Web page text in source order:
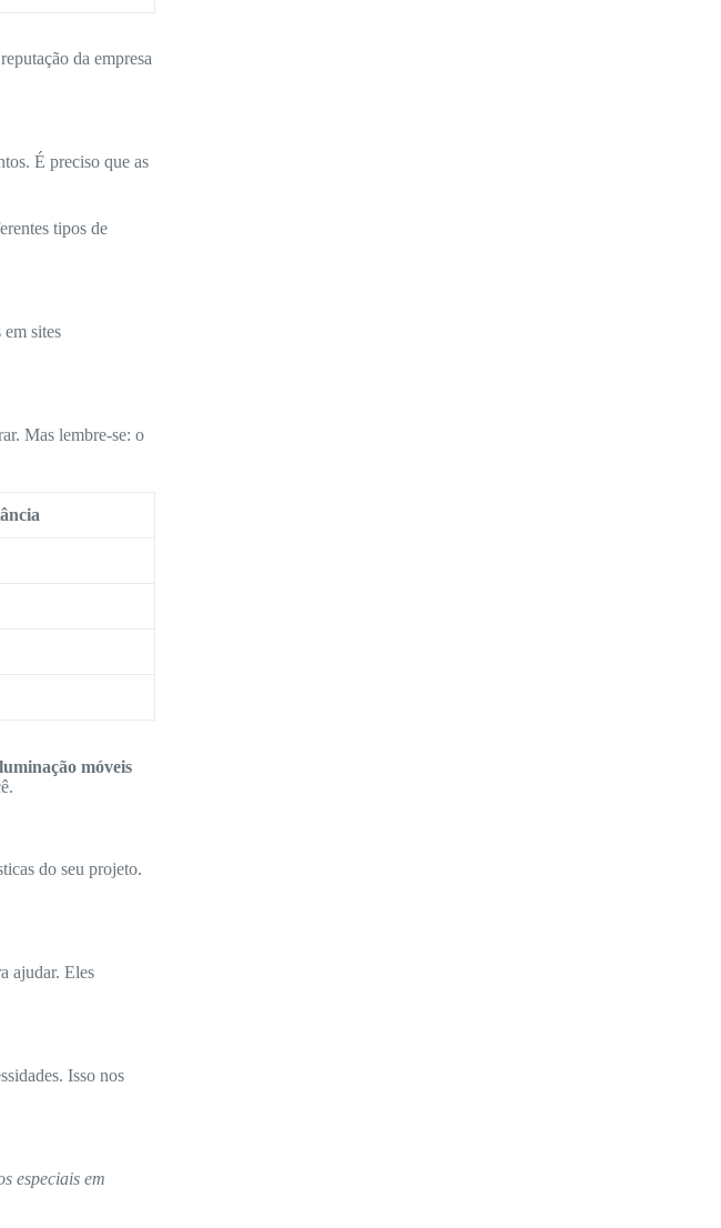
da empresa
É preciso que as
tipos de
sites
Mas lembre-se: o
móveis
do seu projeto.
ajudar. Eles
Isso nos
especiais em